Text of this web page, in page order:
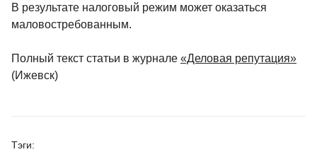
В результате налоговый режим может оказаться
маловостребованным.
Полный текст статьи в журнале «Деловая репутация»
(Ижевск)
Тэги: